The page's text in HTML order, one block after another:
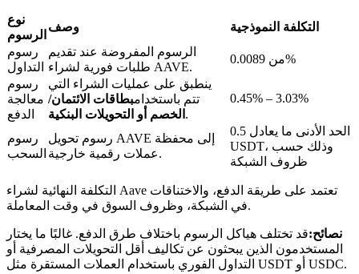
عمليات احتجاز BTR
استثمارات حصرية لحاملي BTR
نوع
الرسوم
وصف
التكلفة النموذجية
رسوم
التداول
الرسوم المفروضة عند تقديم
طلبات فورية لشراء AAVE.
من 0.0089%
رسوم
معالجة
الدفع
ينطبق على عمليات الشراء التي
تتم باستخدامبطاقات الائتمان/
الخصم أو التحويلات البنكية .
0.45% – 3.03%
رسوم
السحب
رسوم تحويل AAVE إلى محفظة
عملات رقمية خارجية.
الحد الأدنى ما يعادل 0.5
USDT، وذلك حسب
ظروف الشبكة
التكلفة النهائية لشراء Aave تعتمد على طريقة الدفع، والاختناقات
في الشبكة، وظروف السوق في وقت المعاملة.
نصائح:قد تختلف هياكل الرسوم باختلاف طرق الدفع. غالبًا ما يختار
المستخدمون الذين يبحثون عن تكاليف أقل التحويلات المصرفية أو
التداول الفوري باستخدام العملات المستقرة مثل USDT أو USDC.